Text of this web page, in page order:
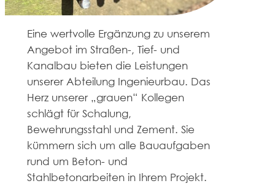
Eine wertvolle Ergänzung zu unserem
Angebot im Straßen-, Tief- und
Kanalbau bieten die Leistungen
unserer Abteilung Ingenieurbau. Das
Herz unserer „grauen“ Kollegen
schlägt für Schalung,
Bewehrungsstahl und Zement. Sie
kümmern sich um alle Bauaufgaben
rund um Beton- und
Stahlbetonarbeiten in Ihrem Projekt.